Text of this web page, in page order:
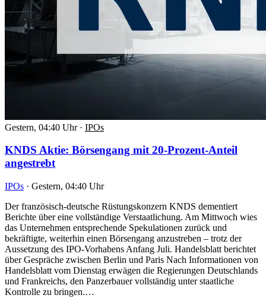
Gestern, 04:40 Uhr · IPOs
KNDS Aktie: Börsengang mit 20-Prozent-Anteil
angestrebt
IPOs · Gestern, 04:40 Uhr
Der französisch-deutsche Rüstungskonzern KNDS dementiert
Berichte über eine vollständige Verstaatlichung. Am Mittwoch wies
das Unternehmen entsprechende Spekulationen zurück und
bekräftigte, weiterhin einen Börsengang anzustreben – trotz der
Aussetzung des IPO-Vorhabens Anfang Juli. Handelsblatt berichtet
über Gespräche zwischen Berlin und Paris Nach Informationen von
Handelsblatt vom Dienstag erwägen die Regierungen Deutschlands
und Frankreichs, den Panzerbauer vollständig unter staatliche
Kontrolle zu bringen.…